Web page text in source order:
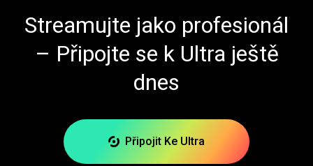
Streamujte jako profesionál
– Připojte se k Ultra ještě
dnes
Připojit Ke Ultra